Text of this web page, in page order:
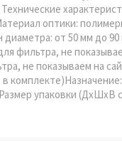
оптики:
от 50 мм до
фильтра, не
не показываем на
в
упаковки (ДхШхВ